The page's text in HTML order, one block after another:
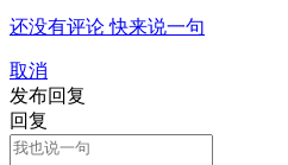
还没有评论 快来说一句
取消
发布回复
回复